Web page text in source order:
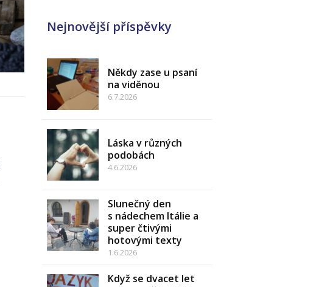
Nejnovější příspěvky
Někdy zase u psaní
na viděnou
6.7.2026
Láska v různých
podobách
4.6.2026
Slunečný den
s nádechem Itálie a
super čtivými
hotovými texty
1.6.2026
Když se dvacet let